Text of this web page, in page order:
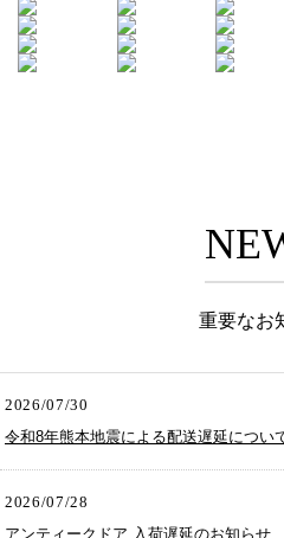
重要なお
2026/07/30
令和8年熊本地震による配送遅延につい
2026/07/28
アンティークドア 入荷遅延のお知らせ